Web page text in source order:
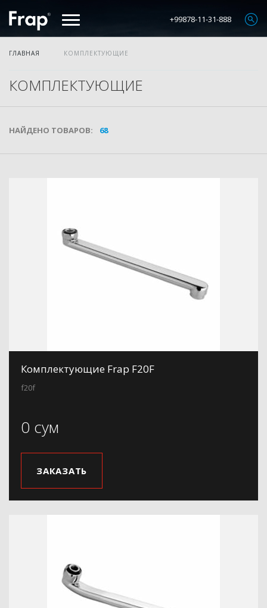
+99878-11-31-888
ГЛАВНАЯ КОМПЛЕКТУЮЩИЕ
КОМПЛЕКТУЮЩИЕ
НАЙДЕНО ТОВАРОВ: 68
Комплектующие Frap F20F
f20f
0 сум
ЗАКАЗАТЬ